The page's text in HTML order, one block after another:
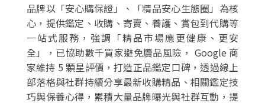
品牌以「安心購保證」、「精品安心生態圈」為核
心，提供鑑定、收購、寄賣、養護、賞包到代購等
一站式服務，強調「精品市場應更健康、更安
全」，已協助數千買家避免贗品風險， Google 商
家維持 5 顆星評價，打造正品鑑定口碑，透過線上
部落格與社群持續分享最新收購精品、相關鑑定技
巧與保養心得，累積大量品牌曝光與社群互動，提